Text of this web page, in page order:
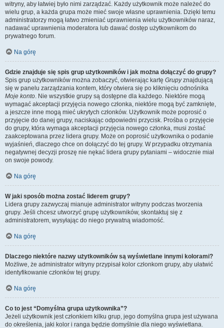
witryny, aby łatwiej było nimi zarządzać. Każdy użytkownik może należeć do
wielu grup, a każda grupa może mieć swoje własne uprawnienia. Dzięki temu
administratorzy mogą łatwo zmieniać uprawnienia wielu użytkowników naraz,
nadawać uprawnienia moderatora lub dawać dostęp użytkownikom do
prywatnego forum.
Na górę
Gdzie znajduje się spis grup użytkowników i jak można dołączyć do grupy?
Spis grup użytkowników można zobaczyć, otwierając kartę Grupyznajdującą
się w panelu zarządzania kontem, który otwiera się po kliknięciu odnośnika
Moje konto. Nie wszystkie grupy są dostępne dla każdego. Niektóre mogą
wymagać akceptacji przyjęcia nowego członka, niektóre mogą być zamknięte,
a jeszcze inne mogą mieć ukrytych członków. Użytkownik może poprosić o
przyjęcie do danej grupy, naciskając odpowiedni przycisk. Prośba o przyjęcie
do grupy, która wymaga akceptacji przyjęcia nowego członka, musi zostać
zaakceptowana przez lidera grupy. Może on poprosić użytkownika o podanie
wyjaśnień, dlaczego chce on dołączyć do tej grupy. W przypadku otrzymania
negatywnej decyzji proszę nie nękać lidera grupy pytaniami – widocznie miał
on swoje powody.
Na górę
W jaki sposób można zostać liderem grupy?
Lidera grupy zazwyczaj mianuje administrator witryny podczas tworzenia
grupy. Jeśli chcesz utworzyć grupę użytkowników, skontaktuj się z
administratorem, wysyłając do niego prywatną wiadomość.
Na górę
Dlaczego niektóre nazwy użytkowników są wyświetlane innymi kolorami?
Możliwe, że administrator witryny przypisał kolor członkom grupy, aby ułatwić
identyfikowanie członków tej grupy.
Na górę
Co to jest “Domyślna grupa użytkownika”?
Jeżeli użytkownik jest członkiem kilku grup, jego domyślna grupa jest używana
do określenia, jaki kolor i ranga będzie domyślnie dla niego wyświetlana.